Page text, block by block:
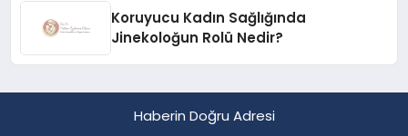
Koruyucu Kadın Sağlığında
Jinekoloğun Rolü Nedir?
Haberin Doğru Adresi